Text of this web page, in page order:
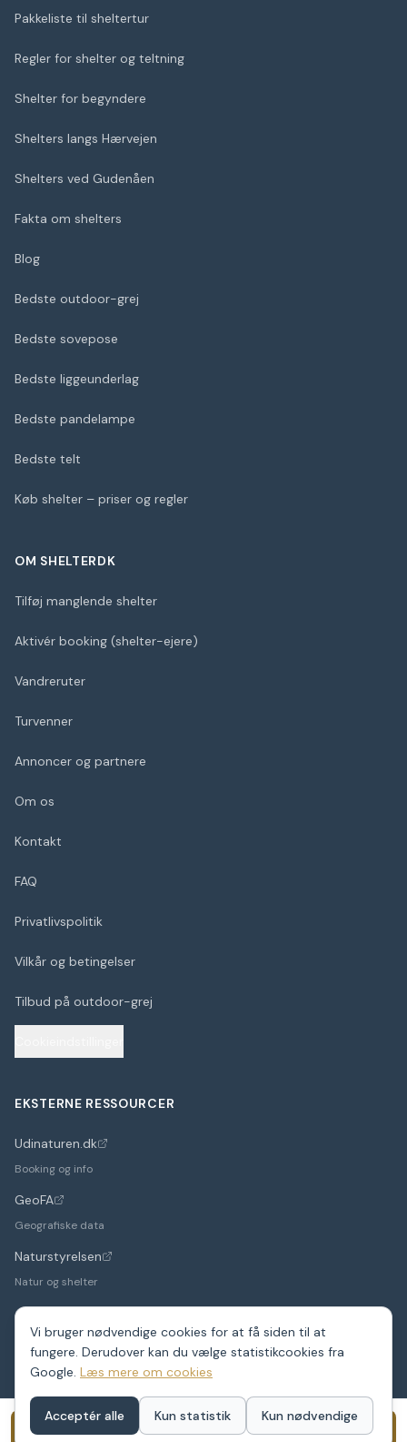
Vi bruger nødvendige cookies for at få siden til at
fungere. Derudover kan du vælge statistikcookies fra
Google. Læs mere om cookies
Acceptér alle Kun statistik Kun nødvendige
Book dette shelter
Pakkeliste til sheltertur
Regler for shelter og teltning
Shelter for begyndere
Shelters langs Hærvejen
Shelters ved Gudenåen
Fakta om shelters
Blog
Bedste outdoor-grej
Bedste sovepose
Bedste liggeunderlag
Bedste pandelampe
Bedste telt
Køb shelter – priser og regler
OM SHELTERDK
Tilføj manglende shelter
Aktivér booking (shelter-ejere)
Vandreruter
Turvenner
Annoncer og partnere
Om os
Kontakt
FAQ
Privatlivspolitik
Vilkår og betingelser
Tilbud på outdoor-grej
EKSTERNE RESSOURCER
Udinaturen.dk
(åbner i nyt faneblad)
Booking og info
GeoFA
(åbner i nyt faneblad)
Geografiske data
Naturstyrelsen
(åbner i nyt faneblad)
Natur og shelter
2026ShelterDK. Et hobbyprojekt – data fra GeoFA og andre
Shelters i hele Danmark